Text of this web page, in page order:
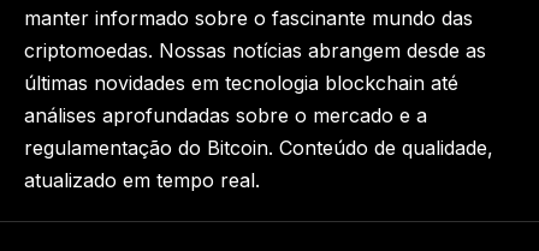
manter informado sobre o fascinante mundo das
criptomoedas. Nossas notícias abrangem desde as
últimas novidades em tecnologia blockchain até
análises aprofundadas sobre o mercado e a
regulamentação do Bitcoin. Conteúdo de qualidade,
atualizado em tempo real.